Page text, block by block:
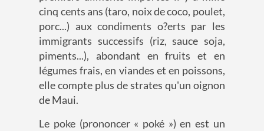
cinq cents ans (taro, noix de coco, poulet,
porc...) aux condiments o?erts par les
immigrants successifs (riz, sauce soja,
piments...), abondant en fruits et en
légumes frais, en viandes et en poissons,
elle compte plus de strates qu'un oignon
de Maui.
Le poke (prononcer « poké ») en est un